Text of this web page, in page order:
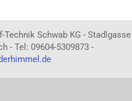
Schwab KG - Stadlgasse
- Tel: 09604-5309873 -